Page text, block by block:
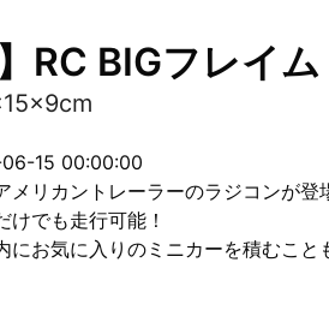
】RC BIGフレイ
15 00:00:00
メリカントレーラーのラジコンが登
けでも走行可能！
にお気に入りのミニカーを積むこと